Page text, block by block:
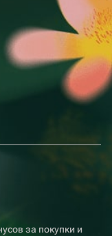
за покупки и